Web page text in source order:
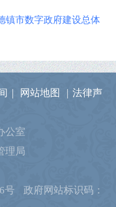
镇市数字政府建设总体
| 网站地图 | 法律声
公室
理局
号
政府网站标识码：